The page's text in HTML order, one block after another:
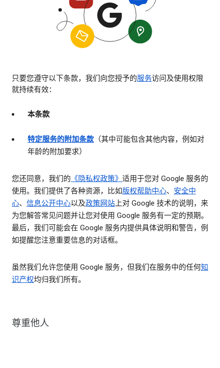
只要您遵守以下条款，我们向您授予的服务访问及使用权限
就持续有效：
本条款
特定服务的附加条款 （其中可能包含其他内容，例如对
年龄的附加要求）
您还同意，我们的 《隐私权政策》 适用于您对 Google 服务的
使用。我们提供了各种资源，比如版权帮助中心、 安全中
心、 信息公开中心以及政策网站上对 Google 技术的说明，来
为您解答常见问题并让您对使用 Google 服务有一定的预期。
最后，我们可能会在 Google 服务内提供具体说明和警告，例
如提醒您注意重要信息的对话框。
虽然我们允许您使用 Google 服务，但我们在服务中的任何知
识产权均归我们所有。
尊重他人